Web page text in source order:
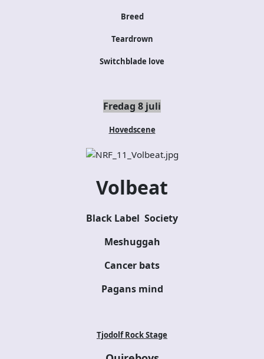
Breed
Teardrown
Switchblade love
Fredag 8 juli
Hovedscene
Volbeat
Black Label Society
Meshuggah
Cancer bats
Pagans mind
Tjodolf Rock Stage